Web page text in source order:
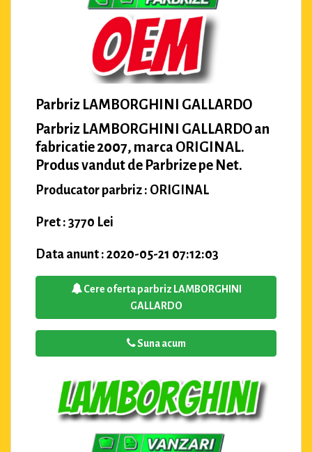
Parbriz LAMBORGHINI GALLARDO
Parbriz LAMBORGHINI GALLARDO an
fabricatie 2007, marca ORIGINAL.
Produs vandut de Parbrize pe Net.
Producator parbriz : ORIGINAL
Pret : 3770 Lei
Data anunt : 2020-05-21 07:12:03
Cere oferta parbriz LAMBORGHINI
GALLARDO
Suna acum